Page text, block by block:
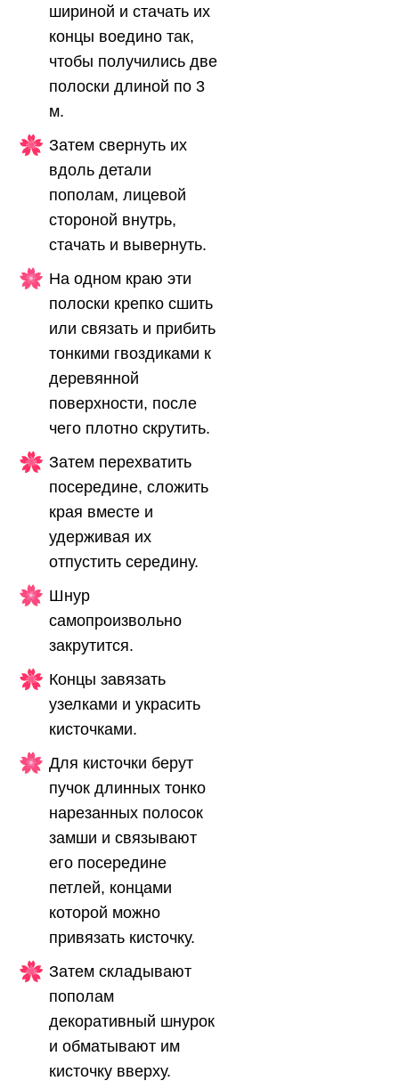
шириной и стачать их
концы воедино так,
чтобы получились две
полоски длиной по 3
м.
Затем свернуть их
вдоль детали
пополам, лицевой
стороной внутрь,
стачать и вывернуть.
На одном краю эти
полоски крепко сшить
или связать и прибить
тонкими гвоздиками к
деревянной
поверхности, после
чего плотно скрутить.
Затем перехватить
посередине, сложить
края вместе и
удерживая их
отпустить середину.
Шнур
самопроизвольно
закрутится.
Концы завязать
узелками и украсить
кисточками.
Для кисточки берут
пучок длинных тонко
нарезанных полосок
замши и связывают
его посередине
петлей, концами
которой можно
привязать кисточку.
Затем складывают
пополам
декоративный шнурок
и обматывают им
кисточку вверху.